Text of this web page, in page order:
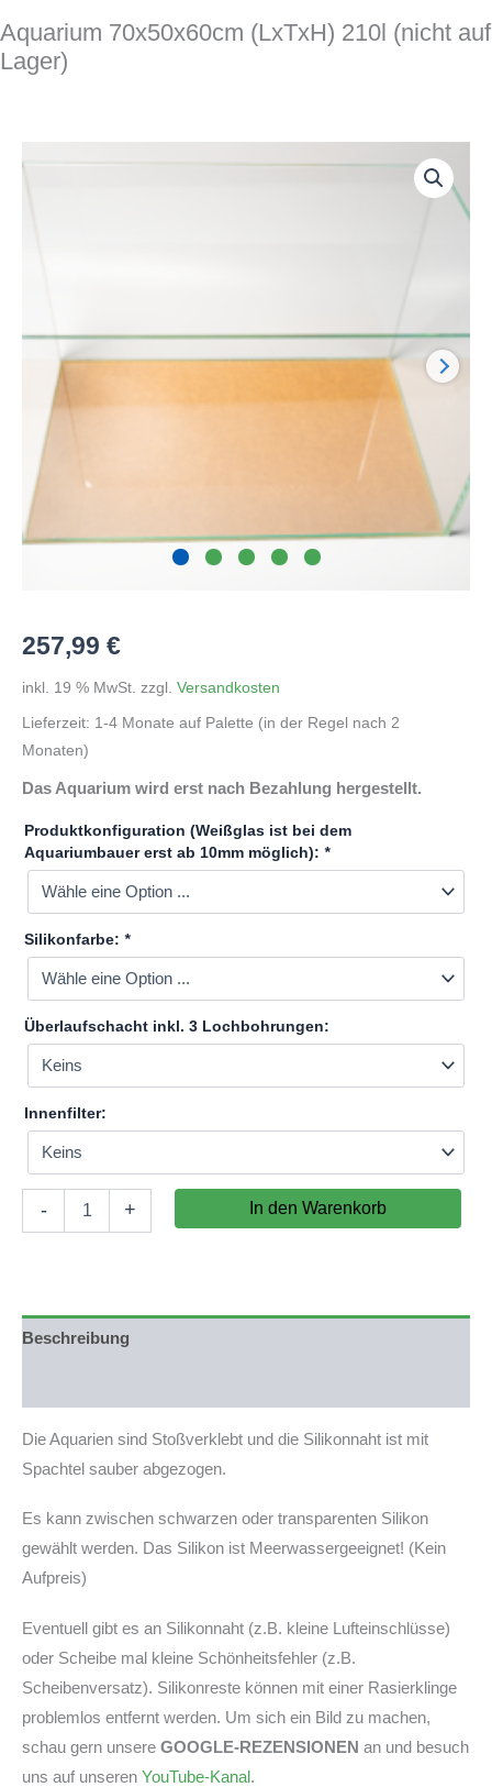
Aquarium 70x50x60cm (LxTxH) 210l (nicht auf
Lager)
257,99 €
inkl. 19 % MwSt. zzgl. Versandkosten
Lieferzeit: 1-4 Monate auf Palette (in der Regel nach 2
Monaten)
Das Aquarium wird erst nach Bezahlung hergestellt.
Produktkonfiguration (Weißglas ist bei dem
Aquariumbauer erst ab 10mm möglich): *
Silikonfarbe: *
Überlaufschacht inkl. 3 Lochbohrungen:
Innenfilter:
-
70x50x60cm
Lager)
+ In den Warenkorb
Beschreibung
Die Aquarien sind Stoßverklebt und die Silikonnaht ist mit
Spachtel sauber abgezogen.
Es kann zwischen schwarzen oder transparenten Silikon
gewählt werden. Das Silikon ist Meerwassergeeignet! (Kein
Aufpreis)
Eventuell gibt es an Silikonnaht (z.B. kleine Lufteinschlüsse)
oder Scheibe mal kleine Schönheitsfehler (z.B.
Scheibenversatz). Silikonreste können mit einer Rasierklinge
problemlos entfernt werden. Um sich ein Bild zu machen,
schau gern unsere GOOGLE-REZENSIONEN an und besuch
uns auf unseren YouTube-Kanal.